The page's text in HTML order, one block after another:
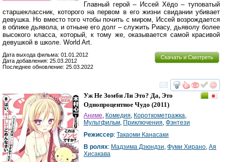
Главный герой – Иссей Хёдо – туповатый
старшеклассник, которого на первом в его жизни свидании убивает
девушка. Но вместо того чтобы почить с миром, Иссей возрождается
в облике дьявола, и отныне его долг – служить Риасу, дьяволу более
высокого класса, который, к тому же, оказывается самой красивой
девушкой в школе. World Art.
Скачать и Смотреть
Дата выхода фильма: 01.01.2012
Дата добавления: 25.03.2012
Последнее обновление: 25.03.2022
смотреть
Уж Не Зомби Ли Это? Да, Это
Однопроцентное Чудо (2011)
Аниме, Комедия, Короткометражка,
Мультфильм, Приключения, Фэнтези
Режиссер: Такаоми Канасаки
В ролях: Мадзима Дзюндзи, Фуми Хирано, Ая
Хисакава